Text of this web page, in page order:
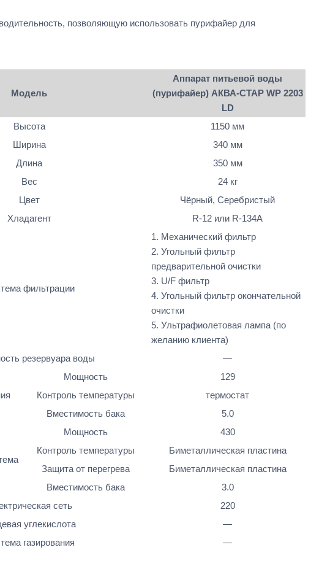
позволяющую использовать пурифайер для
Модель
Аппарат питьевой воды
(пурифайер) АКВА-СТАР WP 2203
LD
Высота
1150 мм
Ширина
340 мм
Длина
350 мм
Вес
24 кг
Цвет
Чёрный, Серебристый
Хладагент
R-12 или R-134A
фильтрации
1. Механический фильтр
2. Угольный фильтр
предварительной очистки
3. U/F фильтр
4. Угольный фильтр окончательной
очистки
5. Ультрафиолетовая лампа (по
желанию клиента)
резервуара воды
—
Мощность
129
Контроль температуры
термостат
Вместимость бака
5.0
Мощность
430
Контроль температуры
Биметаллическая пластина
Защита от перегрева
Биметаллическая пластина
Вместимость бака
3.0
сеть
220
углекислота
—
газирования
—